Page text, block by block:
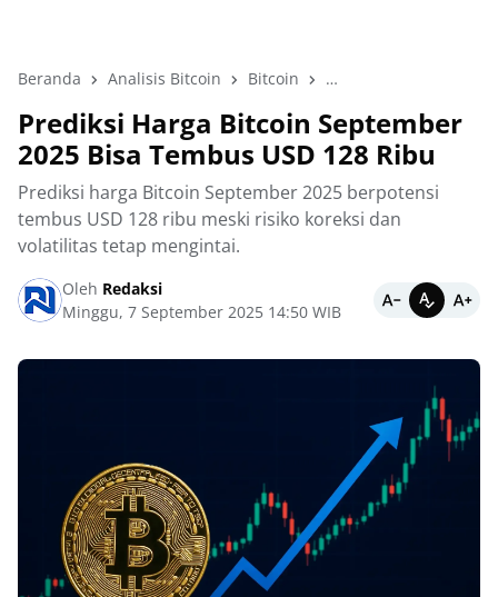
Beranda Analisis Bitcoin Bitcoin Bitcoin September
Prediksi Harga Bitcoin September
2025 Bisa Tembus USD 128 Ribu
Prediksi harga Bitcoin September 2025 berpotensi
tembus USD 128 ribu meski risiko koreksi dan
volatilitas tetap mengintai.
Oleh Redaksi
Minggu, 7 September 2025 14:50 WIB